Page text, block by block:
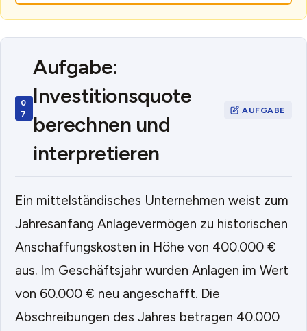
Aufgabe:
Investitionsquote
berechnen und
interpretieren
Ein mittelständisches Unternehmen weist zum
Jahresanfang Anlagevermögen zu historischen
Anschaffungskosten in Höhe von 400.000 €
aus. Im Geschäftsjahr wurden Anlagen im Wert
von 60.000 € neu angeschafft. Die
Abschreibungen des Jahres betragen 40.000